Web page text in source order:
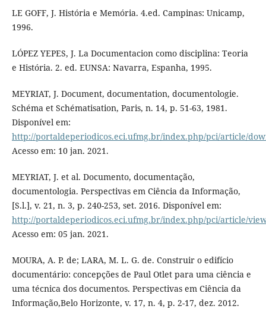
LE GOFF, J. História e Memória. 4.ed. Campinas: Unicamp,
1996.
LÓPEZ YEPES, J. La Documentacion como disciplina: Teoria
e História. 2. ed. EUNSA: Navarra, Espanha, 1995.
MEYRIAT, J. Document, documentation, documentologie.
Schéma et Schématisation, Paris, n. 14, p. 51-63, 1981.
Disponível em:
http://portaldeperiodicos.eci.ufmg.br/index.php/pci/article/
Acesso em: 10 jan. 2021.
MEYRIAT, J. et al. Documento, documentação,
documentologia. Perspectivas em Ciência da Informação,
[S.l.], v. 21, n. 3, p. 240-253, set. 2016. Disponível em:
http://portaldeperiodicos.eci.ufmg.br/index.php/pci/article/
Acesso em: 05 jan. 2021.
MOURA, A. P. de; LARA, M. L. G. de. Construir o edifício
documentário: concepções de Paul Otlet para uma ciência e
uma técnica dos documentos. Perspectivas em Ciência da
Informação,Belo Horizonte, v. 17, n. 4, p. 2-17, dez. 2012.